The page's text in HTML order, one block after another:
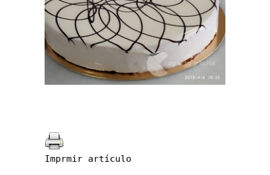
Imprmir artículo